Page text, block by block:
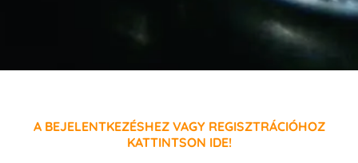
A BEJELENTKEZÉSHEZ VAGY REGISZTRÁCIÓHOZ
KATTINTSON IDE!